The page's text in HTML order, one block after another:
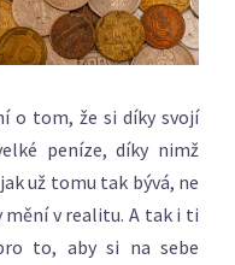
o tom, že si díky svojí
peníze, díky nimž
už tomu tak bývá, ne
mění v realitu. A tak i ti
to, aby si na sebe